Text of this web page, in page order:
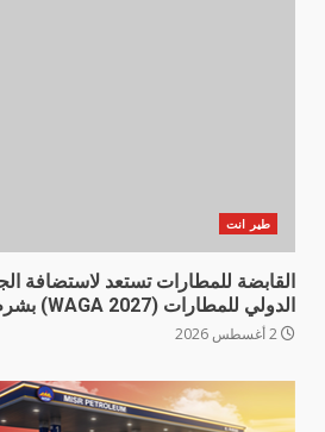
طير انت
القابضة للمطارات تستعد لاستضافة
الدولي للمطارات (WAGA 2027) بشرم الشيخ